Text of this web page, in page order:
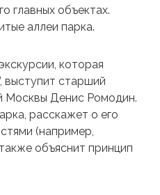
главных объектах.
аллеи парка.
которая
выступит старший
Москвы Денис Ромодин.
расскажет о его
(например,
объяснит принцип